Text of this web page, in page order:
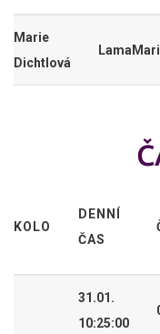
Marie
Dichtlová
KOLO
DENNÍ
ČAS
31.01.
10:25:00